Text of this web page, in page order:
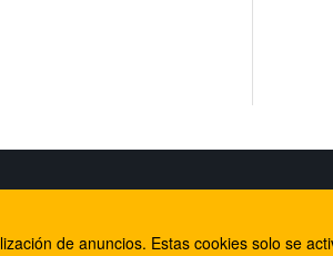
Internet Rural Mallorca
de anuncios. Estas cookies solo se